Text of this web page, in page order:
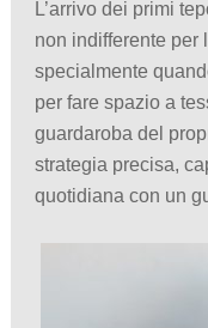
L’arrivo dei primi
non indifferente per
specialmente
per fare spazio a
guardaroba del
strategia precisa,
quotidiana con un